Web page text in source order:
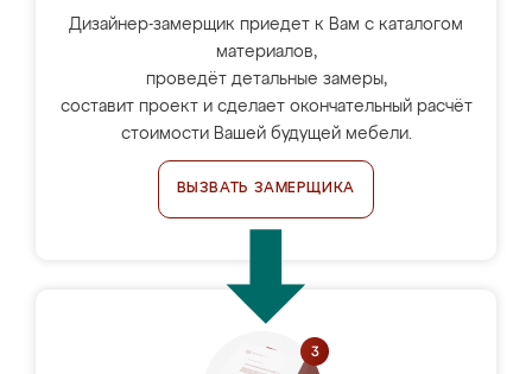
Дизайнер-замерщик приедет к Вам с каталогом
материалов,
проведёт детальные замеры,
составит проект и сделает окончательный расчёт
стоимости Вашей будущей мебели.
ВЫЗВАТЬ ЗАМЕРЩИКА